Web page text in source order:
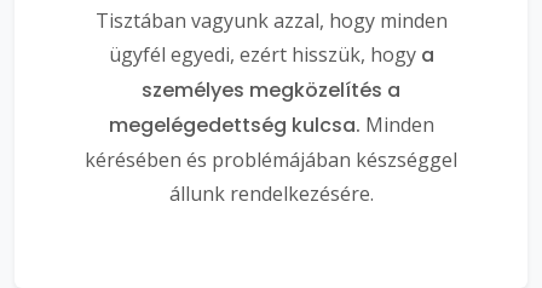
Tisztában vagyunk azzal, hogy minden
ügyfél egyedi, ezért hisszük, hogy a
személyes megközelítés a
megelégedettség kulcsa. Minden
kérésében és problémájában készséggel
állunk rendelkezésére.